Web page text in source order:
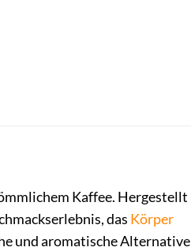
Kaffee. Hergestellt
das Körper
und aromatische Alternative